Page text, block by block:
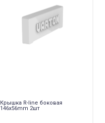
Крышка R-line боковая
146x56mm 2шт